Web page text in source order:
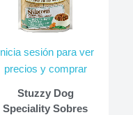
Inicia sesión para ver
precios y comprar
Stuzzy Dog
Speciality Sobres